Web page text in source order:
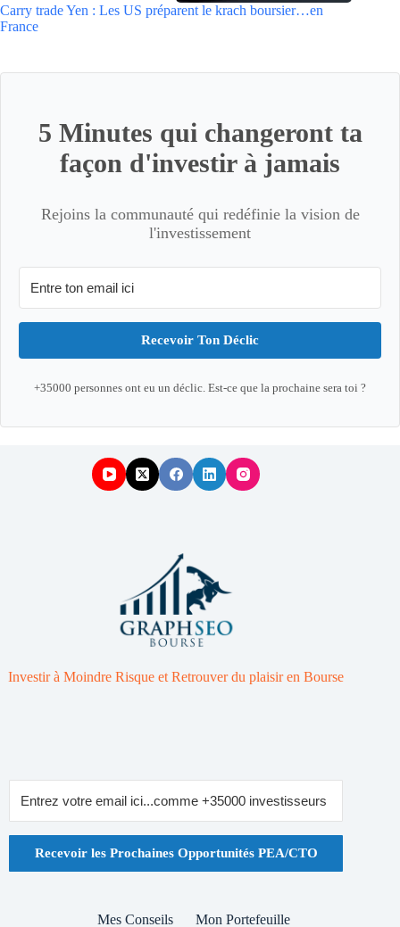
Carry trade Yen : Les US préparent le krach boursier…en
France
5 Minutes qui changeront ta
façon d'investir à jamais
Rejoins la communauté qui redéfinie la vision de
l'investissement
Recevoir Ton Déclic
+35000 personnes ont eu un déclic. Est-ce que la prochaine sera toi ?
Investir à Moindre Risque et Retrouver du plaisir en Bourse
Recevoir les Prochaines Opportunités PEA/CTO
Mes Conseils Mon Portefeuille